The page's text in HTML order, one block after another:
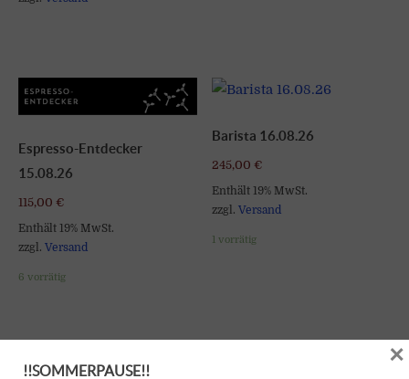
Espresso-Entdecker
15.08.26
115,00 €
Enthält 19% MwSt.
zzgl. Versand
6 vorrätig
Barista 16.08.26
245,00€
Enthält 19% MwSt.
zzgl.Versand
1 vorrätig
!!SOMMERPAUSE!!
×